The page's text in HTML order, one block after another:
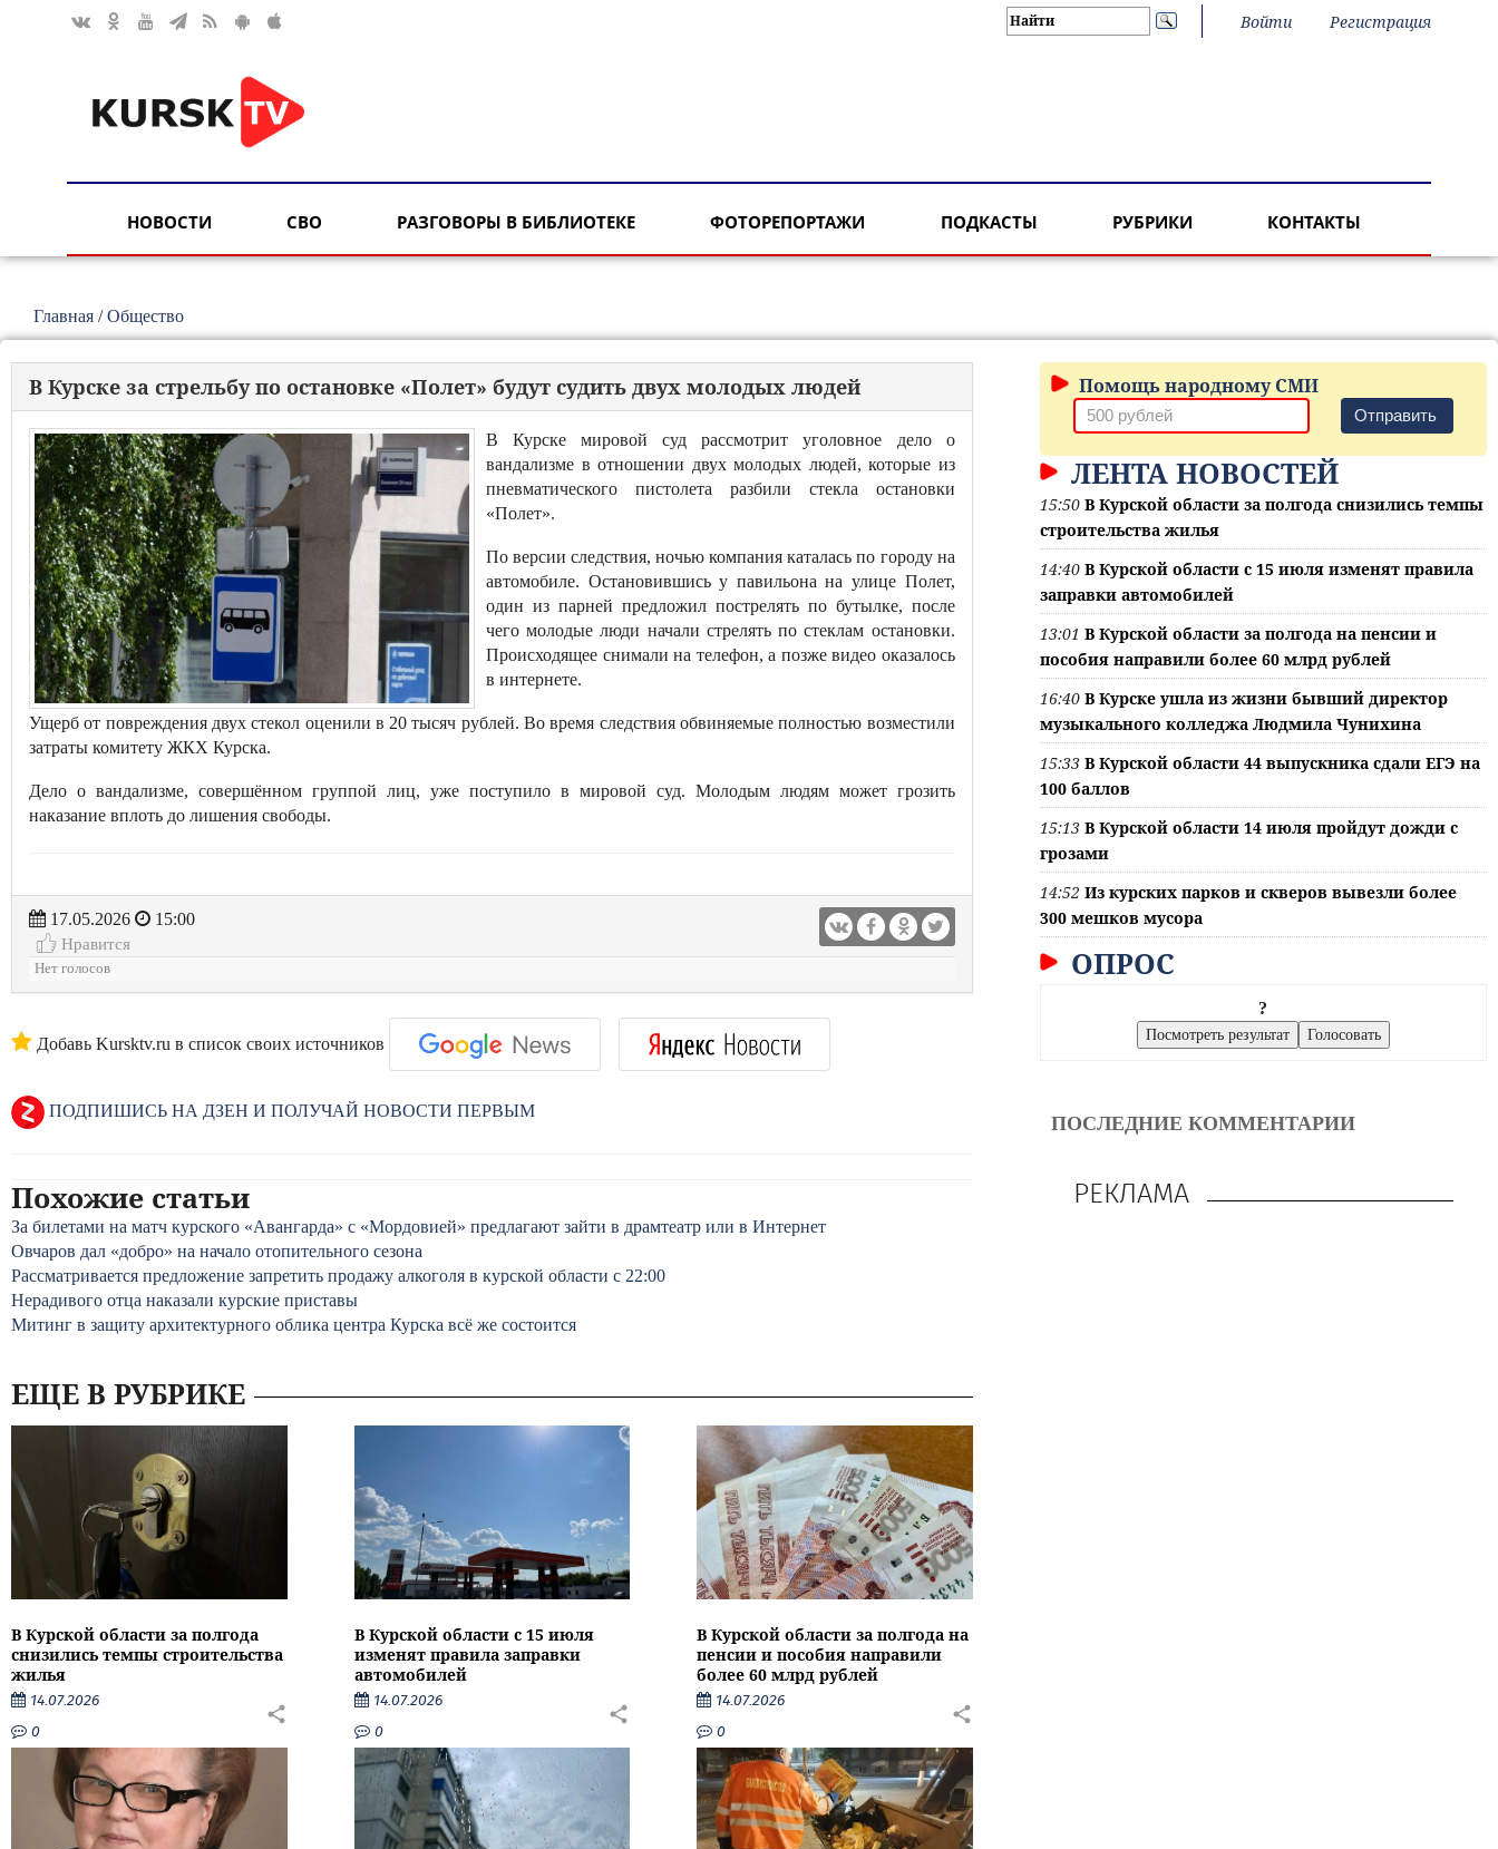
Войти Регистрация
НОВОСТИ СВО РАЗГОВОРЫ В БИБЛИОТЕКЕ ФОТОРЕПОРТАЖИ ПОДКАСТЫ РУБРИКИ КОНТАКТЫ
Главная /Общество
В Курске за стрельбу по остановке «Полет» будут судить двух молодых людей
В Курске мировой суд рассмотрит уголовное дело о
вандализме в отношении двух молодых людей, которые из
пневматического пистолета разбили стекла остановки
«Полет».
По версии следствия, ночью компания каталась по городу на
автомобиле. Остановившись у павильона на улице Полет,
один из парней предложил пострелять по бутылке, после
чего молодые люди начали стрелять по стеклам остановки.
Происходящее снимали на телефон, а позже видео оказалось
в интернете.
Ущерб от повреждения двух стекол оценили в 20 тысяч рублей. Во время следствия обвиняемые полностью возместили
затраты комитету ЖКХ Курска.
Дело о вандализме, совершённом группой лиц, уже поступило в мировой суд. Молодым людям может грозить
наказание вплоть до лишения свободы.
17.05.2026
15:00
Нравится
Нет голосов
Добавь Kursktv.ru в список своих источников
ПОДПИШИСЬ НА ДЗЕН И ПОЛУЧАЙ НОВОСТИ ПЕРВЫМ
Похожие статьи
За билетами на матч курского «Авангарда» с «Мордовией» предлагают зайти в драмтеатр или в Интернет
Овчаров дал «добро» на начало отопительного сезона
Рассматривается предложение запретить продажу алкоголя в курской области с 22:00
Нерадивого отца наказали курские приставы
Митинг в защиту архитектурного облика центра Курска всё же состоится
ЕЩЕ В РУБРИКЕ
В Курской области за полгода
снизились темпы строительства
жилья
14.07.2026
0
В Курской области с 15 июля
изменят правила заправки
автомобилей
14.07.2026
0
В Курской области за полгода на
пенсии и пособия направили
более 60 млрд рублей
14.07.2026
0
Помощь народному СМИ
Отправить
ЛЕНТА НОВОСТЕЙ
15:50 В Курской области за полгода снизились темпы
строительства жилья
14:40 В Курской области с 15 июля изменят правила
заправки автомобилей
13:01 В Курской области за полгода на пенсии и
пособия направили более 60 млрд рублей
16:40 В Курске ушла из жизни бывший директор
музыкального колледжа Людмила Чунихина
15:33 В Курской области 44 выпускника сдали ЕГЭ на
100 баллов
15:13 В Курской области 14 июля пройдут дожди с
грозами
14:52 Из курских парков и скверов вывезли более
300 мешков мусора
ОПРОС
?
ПОСЛЕДНИЕ КОММЕНТАРИИ
РЕКЛАМА